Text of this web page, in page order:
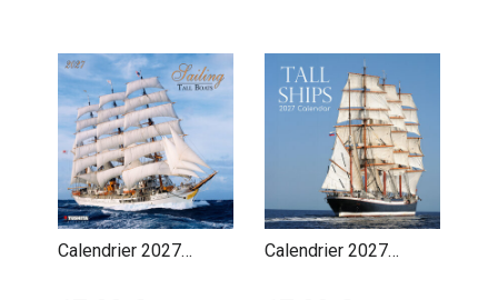
fascinante de la navigation. Chaque mois, vous
découvrirez l’évolution des bateaux, des premiers
vaisseaux en bois aux navires modernes, capturant les
moments clés de l’histoire maritime.
Les premiers mois plongent dans l’époque des
explorateurs, avec des images de caravelles et de
galères, voguant sur les océans à la recherche de
Calendrier 2027
Calendrier 2027